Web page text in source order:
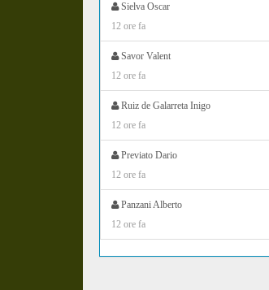
Sielva Oscar
12 ore fa
Savor Valent
12 ore fa
Ruiz de Galarreta Inigo
12 ore fa
Previato Dario
12 ore fa
Panzani Alberto
12 ore fa